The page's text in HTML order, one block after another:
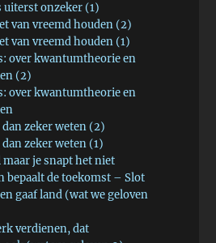
uiterst onzeker (1)
van vreemd houden (2)
van vreemd houden (1)
over kwantumtheorie en
(2)
over kwantumtheorie en
zeker weten (2)
zeker weten (1)
maar je snapt het niet
bepaalt de toekomst – Slot
gaaf land (wat we geloven
verdienen, dat